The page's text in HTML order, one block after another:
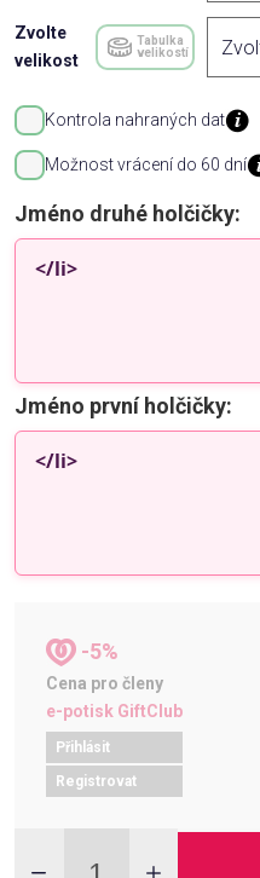
Zvolte
velikost
Tabulka
velikostí
Kontrola nahraných dat
Možnost vrácení do 60 dní
Jméno druhé holčičky:
Jméno první holčičky:
-5%
Cena pro členy
e-potisk GiftClub
Přihlásit
Registrovat